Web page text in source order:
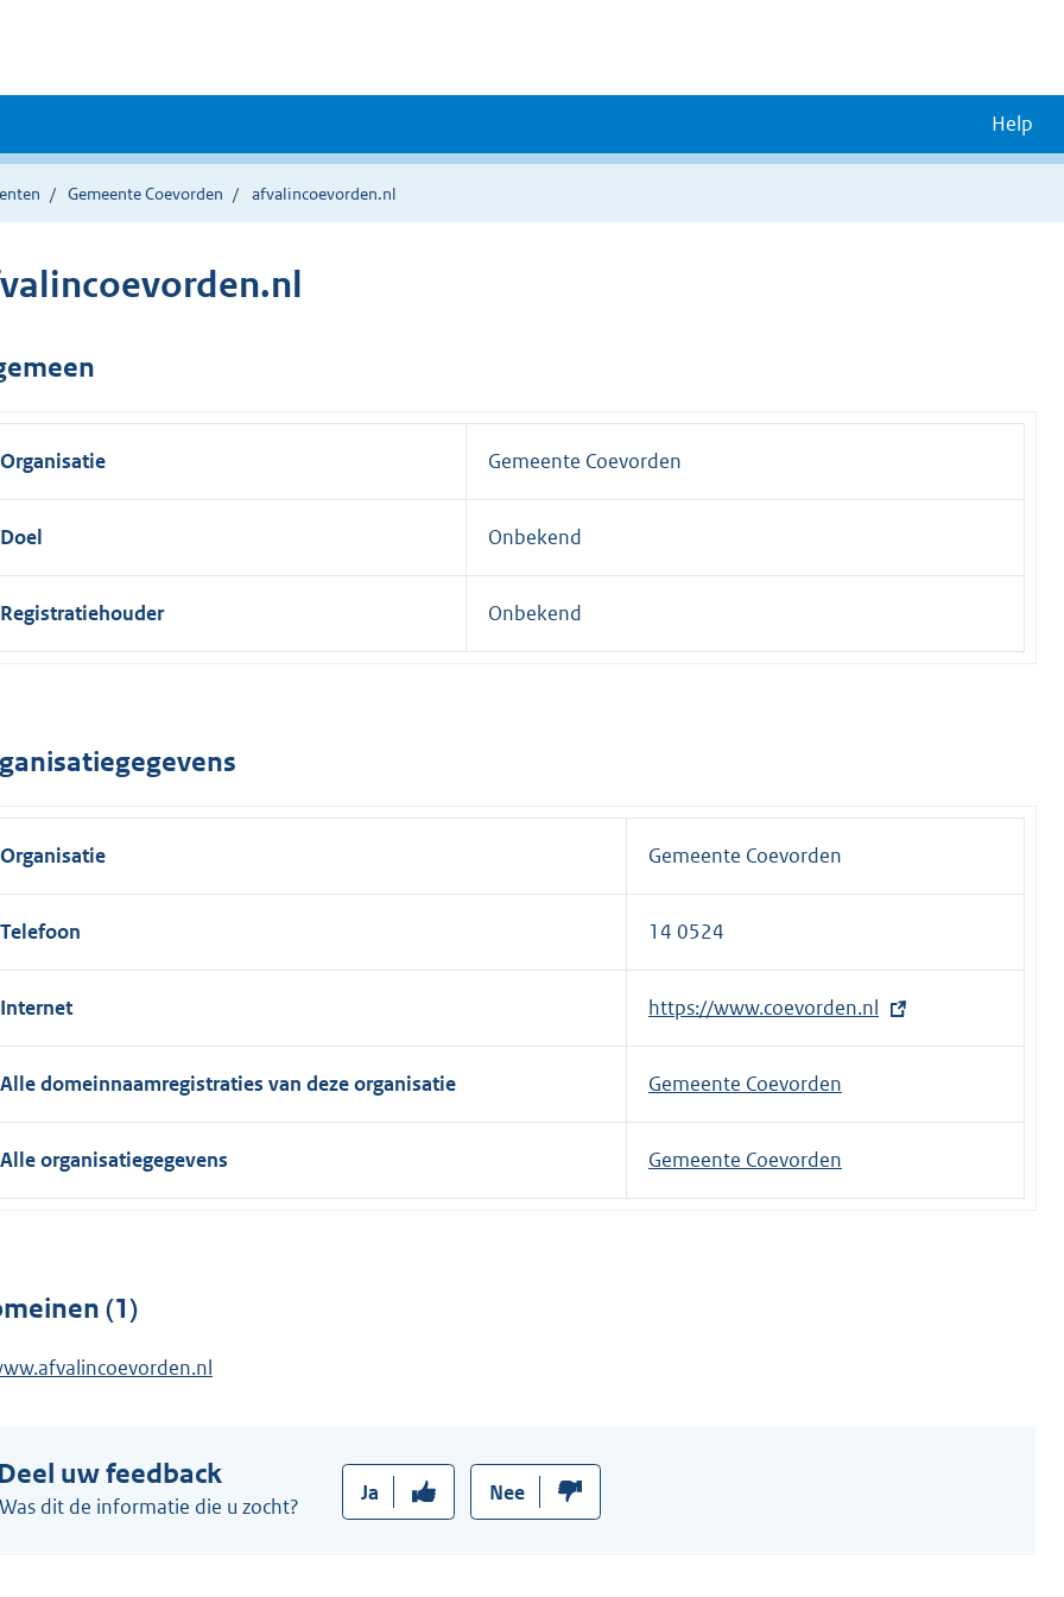
Help
Gemeente Coevorden afvalincoevorden.nl
Organisatie Gemeente Coevorden
Doel Onbekend
Registratiehouder Onbekend
Organisatie Gemeente Coevorden
Telefoon 14 0524
Internet
E
x
t
n
e
https://www.coevorden.nl
Alle domeinnaamregistraties van deze organisatie Gemeente Coevorden
Alle organisatiegegevens Gemeente Coevorden
(1)
uw feedback
Was dit de informatie die u zocht?
Ja Nee